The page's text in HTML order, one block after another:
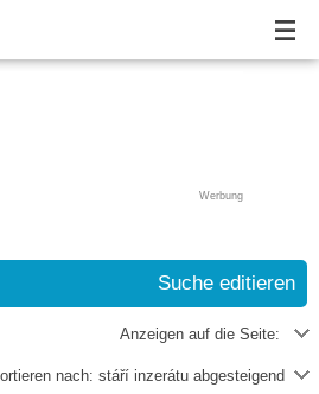
Werbung
Suche editieren
Anzeigen auf die Seite:
nach: stáří inzerátu abgesteigend